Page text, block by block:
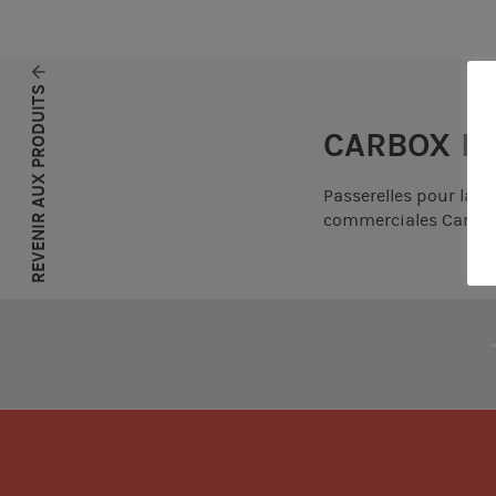
CARBOX
Passerelles pour la
commerciales Carrier.
REVENIR AUX PRODUITS